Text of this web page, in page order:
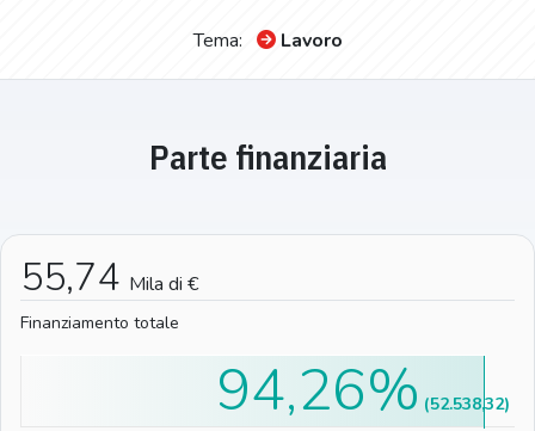
Tema: Lavoro
Parte finanziaria
55,74 Mila di €
Finanziamento totale
94,26% (52.538,32)